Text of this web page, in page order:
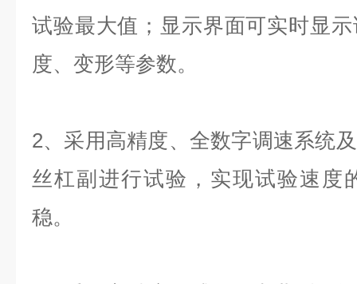
试验最大值；显示界面可实时显
度、变形等参数。
2、采用高精度、全数字调速系统
丝杠副进行试验，实现试验速度
稳。